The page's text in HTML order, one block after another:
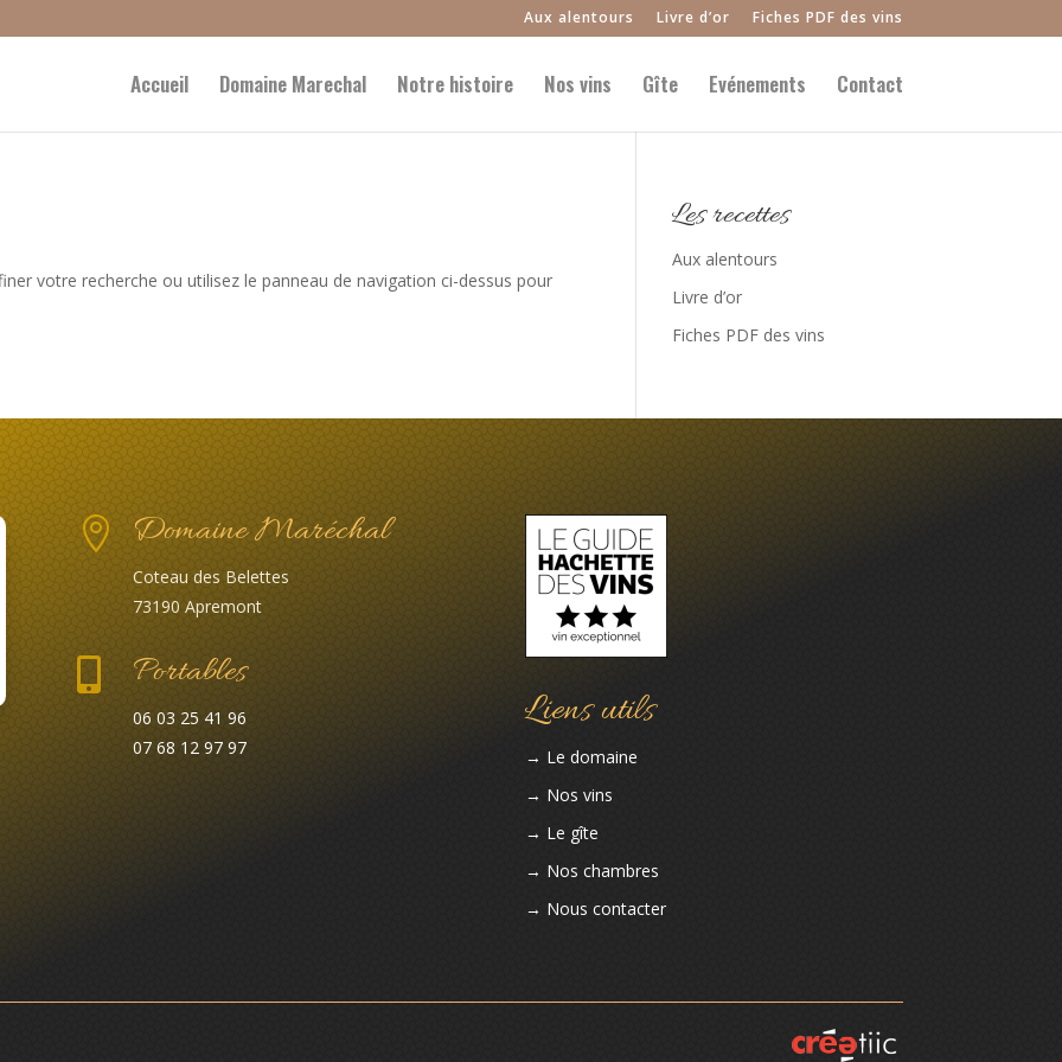
Aux alentours Livre d’or Fiches PDF des vins
Accueil Domaine Marechal Notre histoire Nos vins Gîte Evénements Contact
votre recherche ou utilisez le panneau de navigation ci-dessus pour
Les recettes
Aux alentours
Livre d’or
Fiches PDF des vins
 Domaine Maréchal
Coteau des Belettes
73190 Apremont
 Portables
06 03 25 41 96
07 68 12 97 97
Liens utils
→ Le domaine
→ Nos vins
→ Le gîte
→ Nos chambres
→ Nous contacter